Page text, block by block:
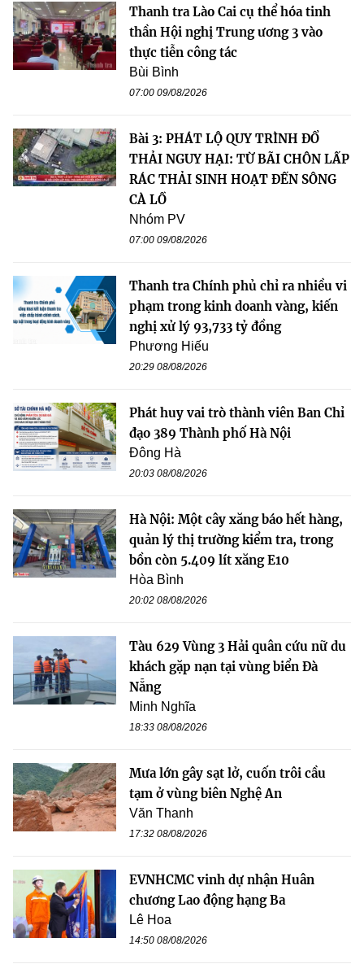
Thanh tra Lào Cai cụ thể hóa tinh
thần Hội nghị Trung ương 3 vào
thực tiễn công tác
Bùi Bình
07:00 09/08/2026
Bài 3: PHÁT LỘ QUY TRÌNH ĐỔ
THẢI NGUY HẠI: TỪ BÃI CHÔN LẤP
RÁC THẢI SINH HOẠT ĐẾN SÔNG
CÀ LỒ
Nhóm PV
07:00 09/08/2026
Thanh tra Chính phủ chỉ ra nhiều vi
phạm trong kinh doanh vàng, kiến
nghị xử lý 93,733 tỷ đồng
Phương Hiếu
20:29 08/08/2026
Phát huy vai trò thành viên Ban Chỉ
đạo 389 Thành phố Hà Nội
Đông Hà
20:03 08/08/2026
Hà Nội: Một cây xăng báo hết hàng,
quản lý thị trường kiểm tra, trong
bồn còn 5.409 lít xăng E10
Hòa Bình
20:02 08/08/2026
Tàu 629 Vùng 3 Hải quân cứu nữ du
khách gặp nạn tại vùng biển Đà
Nẵng
Minh Nghĩa
18:33 08/08/2026
Mưa lớn gây sạt lở, cuốn trôi cầu
tạm ở vùng biên Nghệ An
Văn Thanh
17:32 08/08/2026
EVNHCMC vinh dự nhận Huân
chương Lao động hạng Ba
Lê Hoa
14:50 08/08/2026